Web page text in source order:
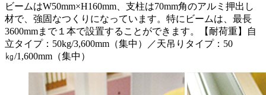
ビームはW50mm×H160mm、支柱は70mm角のアルミ押出し
材で、強固なつくりになっています。特にビームは、最長
3600mmまで１本で設置することができます。【耐荷重】自
立タイプ：50kg/3,600mm（集中）／天吊りタイプ：50
㎏/1,600mm（集中）